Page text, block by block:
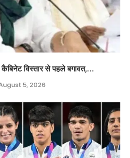
विस्तार से पहले बगावत,...
5, 2026